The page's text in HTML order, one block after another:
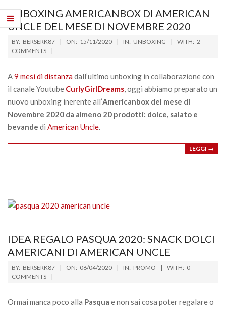
UNBOXING AMERICANBOX DI AMERICAN
UNCLE DEL MESE DI NOVEMBRE 2020
2020-
11-
BY: BERSERK87 ON: 15/11/2020 IN: UNBOXING WITH: 2
COMMENTS
A9 mesi di distanzadall’ultimo unboxing in collaborazione con
il canale Youtube CurlyGirlDreams, oggi abbiamo preparato un
nuovo unboxing inerente all’Americanbox del mese di
Novembre 2020 da almeno 20 prodotti: dolce, salato e
bevande di American Uncle.
LEGGI →
IDEA REGALO PASQUA 2020: SNACK DOLCI
AMERICANI DI AMERICAN UNCLE
2020-
04-
BY: BERSERK87 ON: 06/04/2020 IN: PROMO WITH: 0
COMMENTS
Ormai manca poco alla Pasqua e non sai cosa poter regalare o